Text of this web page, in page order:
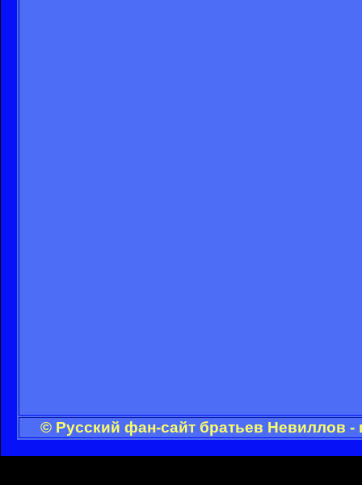
© Русский фан-сайт братьев Невиллов